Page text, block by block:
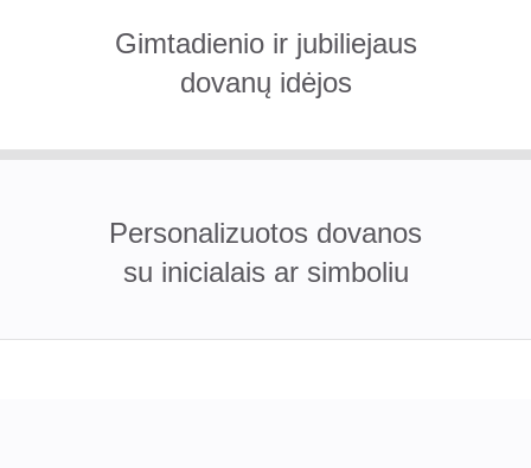
Gimtadienio ir jubiliejaus
dovanų idėjos
Personalizuotos dovanos
su inicialais ar simboliu